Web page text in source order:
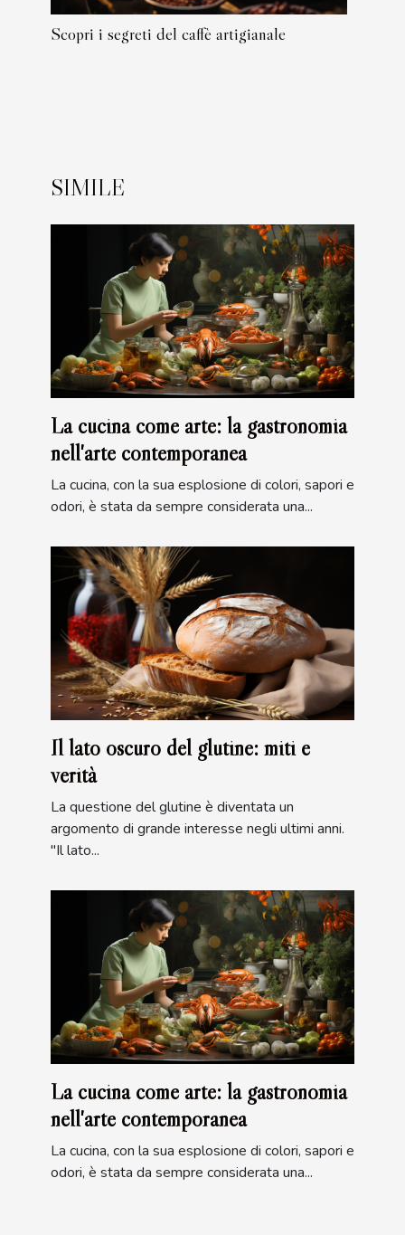
Scopri i segreti del caffè artigianale
SIMILE
La cucina come arte: la gastronomia
nell'arte contemporanea
La cucina, con la sua esplosione di colori, sapori e
odori, è stata da sempre considerata una...
Il lato oscuro del glutine: miti e
verità
La questione del glutine è diventata un
argomento di grande interesse negli ultimi anni.
"Il lato...
La cucina come arte: la gastronomia
nell'arte contemporanea
La cucina, con la sua esplosione di colori, sapori e
odori, è stata da sempre considerata una...